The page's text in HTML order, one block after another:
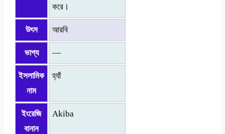
করে।
উৎস আরবি
ভাগ্য —
ইসলামিক
নাম
হ্যাঁ
ইংরেজি
বানান
Akiba